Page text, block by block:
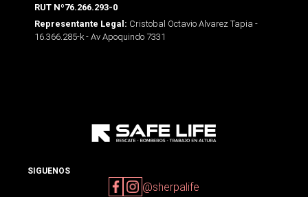
RUT Nº76.266.293-0
Representante Legal: Cristobal Octavio Alvarez Tapia -
16.366.285-k - Av Apoquindo 7331
SIGUENOS
@sherpalife